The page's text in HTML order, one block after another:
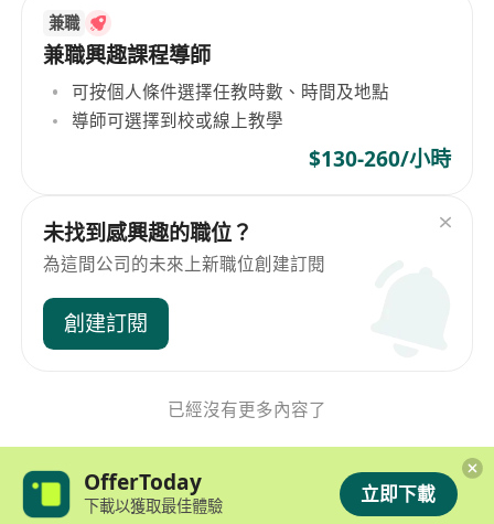
兼職
兼職興趣課程導師
可按個人條件選擇任教時數、時間及地點
導師可選擇到校或線上教學
$130-260/小時
未找到感興趣的職位？
為這間公司的未來上新職位創建訂閱
創建訂閱
已經沒有更多內容了
OfferToday
下載以獲取最佳體驗 立即下載